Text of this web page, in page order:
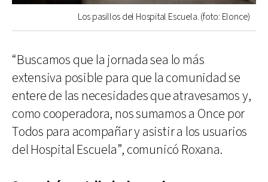
Los pasillos del Hospital Escuela. (foto: Elonce)
“Buscamos que la jornada sea lo más
extensiva posible para que la comunidad se
entere de las necesidades que atravesamos y,
como cooperadora, nos sumamos a Once por
Todos para acompañar y asistir a los usuarios
del Hospital Escuela”, comunicó Roxana.